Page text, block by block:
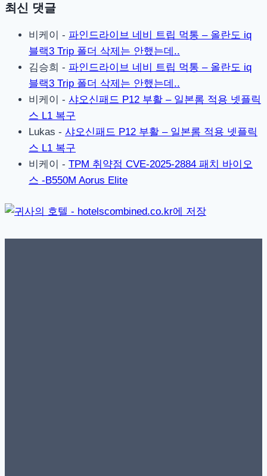
최신 댓글
비케이 - 파인드라이브 네비 트립 먹통 – 올란도 iq
블랙3 Trip 폴더 삭제는 안했는데..
김승희 - 파인드라이브 네비 트립 먹통 – 올란도 iq
블랙3 Trip 폴더 삭제는 안했는데..
비케이 - 샤오신패드 P12 부활 – 일본롬 적용 넷플릭
스 L1 복구
Lukas - 샤오신패드 P12 부활 – 일본롬 적용 넷플릭
스 L1 복구
비케이 - TPM 취약점 CVE-2025-2884 패치 바이오
스 -B550M Aorus Elite